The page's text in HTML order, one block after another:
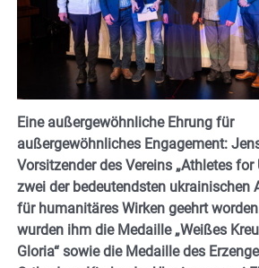
Eine außergewöhnliche Ehrung für
außergewöhnliches Engagement:
Vorsitzender des Vereins „Athletes for
zwei der bedeutendsten ukrainischen
für humanitäres Wirken geehrt
wurden ihm die Medaille „Weißes
Gloria“ sowie die Medaille des